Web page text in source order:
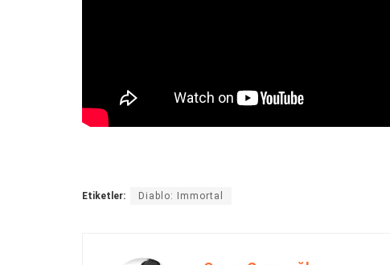
Etiketler: Diablo: Immortal